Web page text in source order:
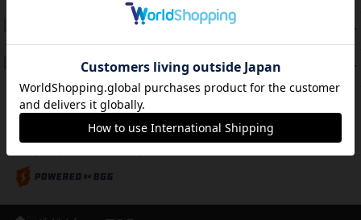
PT
スーパーストア3000
PT
フリップ７：復讐心とともに
※Apple、Apple のロゴ は、米国および他の国々で登録されたApple Inc.の商標です。
※App Store は、Apple Inc.のサービスマークです。
※Android は、グーグル インコーポレイテッドの商標または登録商標です。